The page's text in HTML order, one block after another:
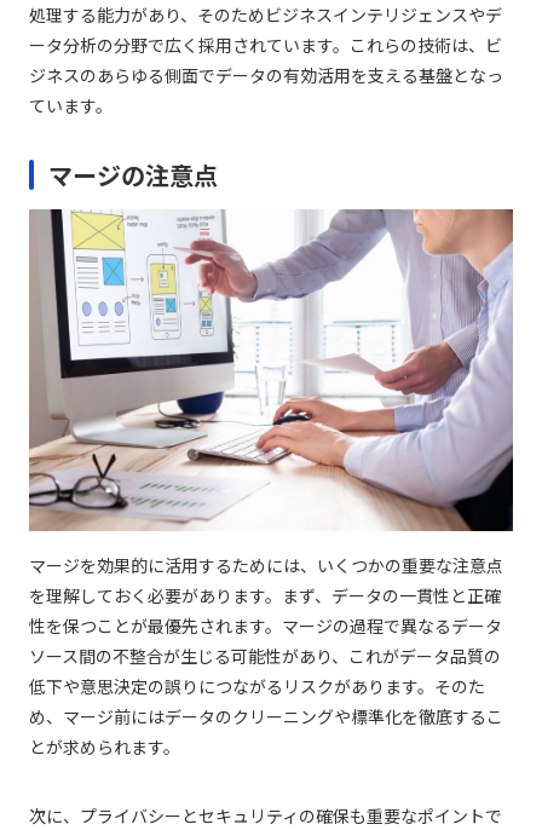
処理する能力があり、そのためビジネスインテリジェンスやデ
ータ分析の分野で広く採用されています。これらの技術は、ビ
ジネスのあらゆる側面でデータの有効活用を支える基盤となっ
ています。
マージの注意点
マージを効果的に活用するためには、いくつかの重要な注意点
を理解しておく必要があります。まず、データの一貫性と正確
性を保つことが最優先されます。マージの過程で異なるデータ
ソース間の不整合が生じる可能性があり、これがデータ品質の
低下や意思決定の誤りにつながるリスクがあります。そのた
め、マージ前にはデータのクリーニングや標準化を徹底するこ
とが求められます。
次に、プライバシーとセキュリティの確保も重要なポイントで